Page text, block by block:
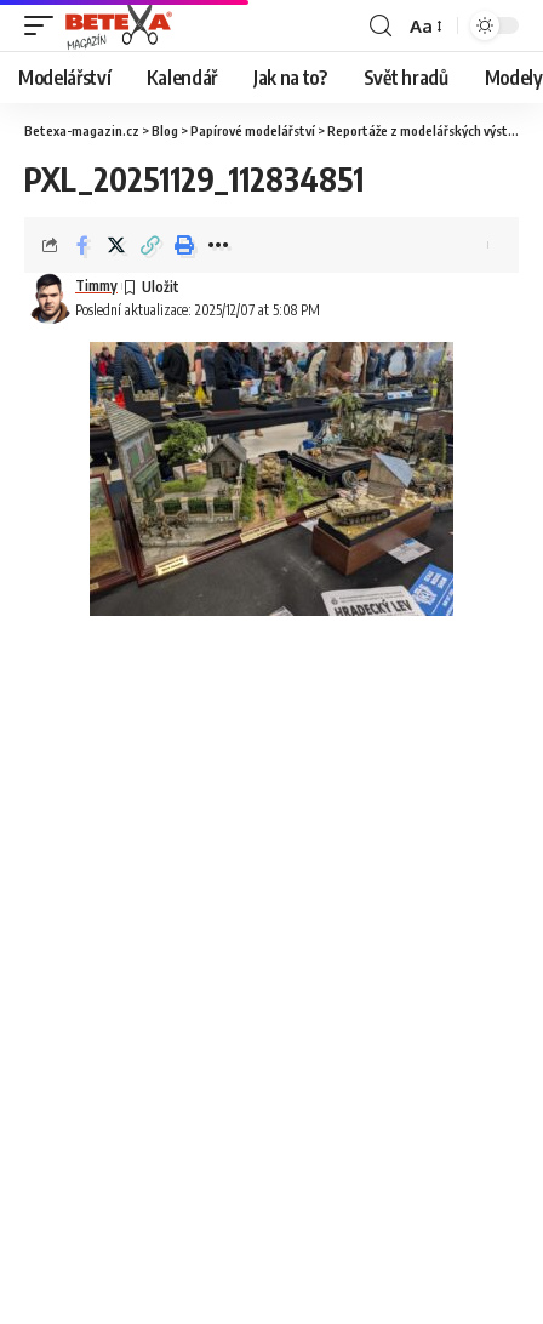
Aa
Modelářství Kalendář Jak na to? Svět hradů
Betexa-magazin.cz >Blog >Papírové modelářství >Reportáže z modelářských výstav
PXL_20251129_112834851
Poslední aktualizace: 2025/12/07 at 5:08 PM
Timmy